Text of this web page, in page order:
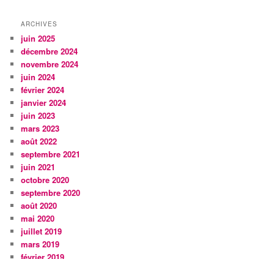
ARCHIVES
juin 2025
décembre 2024
novembre 2024
juin 2024
février 2024
janvier 2024
juin 2023
mars 2023
août 2022
septembre 2021
juin 2021
octobre 2020
septembre 2020
août 2020
mai 2020
juillet 2019
mars 2019